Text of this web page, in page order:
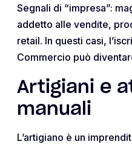
Segnali di “impresa”:
addetto alle vendite,
retail. In questi casi,
Commercio può
Artigiani e
manuali
L’artigiano è un